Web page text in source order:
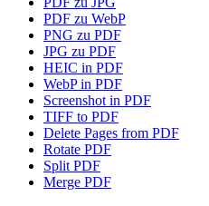
PDF zu WebP
PNG zu PDF
JPG zu PDF
HEIC in PDF
WebP in PDF
Screenshot in PDF
TIFF to PDF
Delete Pages from PDF
Rotate PDF
Split PDF
Merge PDF